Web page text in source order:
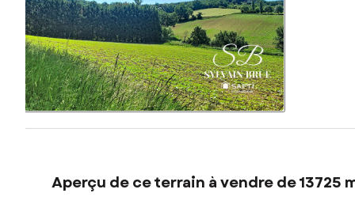
Aperçu de ce terrain à vendre de 13725